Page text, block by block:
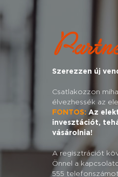
Szerezzen új
Csatlakozzon
élvezhessék az
FONTOS: Az
invesztációt,
vásárolnia!
A regisztrációt
Önnel a
555